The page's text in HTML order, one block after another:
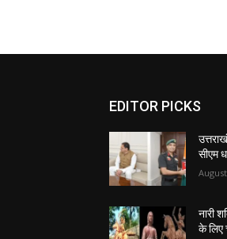
EDITOR PICKS
सीएम
नारी
के लिए